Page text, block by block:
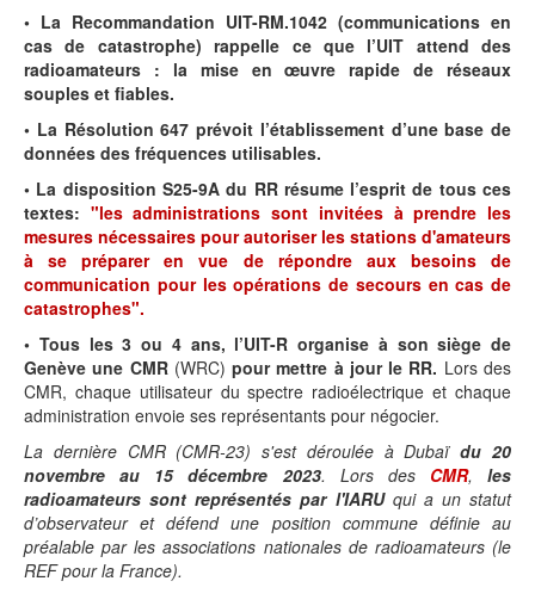
• La Recommandation UIT-RM.1042 (communications en
cas de catastrophe) rappelle ce que l’UIT attend des
radioamateurs : la mise en œuvre rapide de réseaux
souples et fiables.
• La Résolution 647 prévoit l’établissement d’une base de
données des fréquences utilisables.
• La disposition S25-9A du RR résume l’esprit de tous ces
textes: "les administrations sont invitées à prendre les
mesures nécessaires pour autoriser les stations d'amateurs
à se préparer en vue de répondre aux besoins de
communication pour les opérations de secours en cas de
catastrophes".
• Tous les 3 ou 4 ans, l’UIT-R organise à son siège de
Genève une CMR(WRC)pour mettre à jour le RR. Lors des
CMR, chaque utilisateur du spectre radioélectrique et chaque
administration envoie ses représentants pour négocier.
La dernière CMR (CMR-23) s'est déroulée à Dubaïdu 20
novembre au 15 décembre 2023. Lors des CMR, les
radioamateurs sont représentés par l'IARUqui a un statut
d’observateur et défend une position commune définie au
préalable par les associations nationales de radioamateurs (le
REF pour la France).